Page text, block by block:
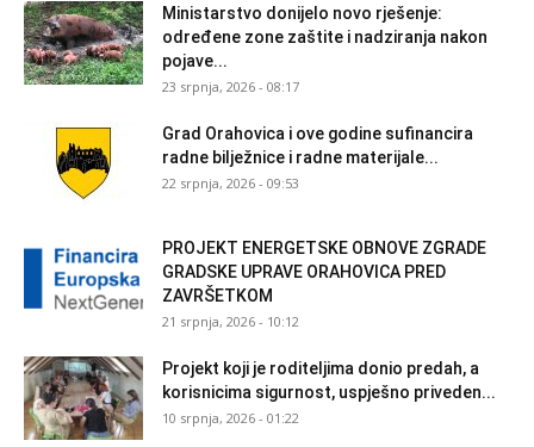
Ministarstvo donijelo novo rješenje:
određene zone zaštite i nadziranja nakon
pojave...
23 srpnja, 2026 - 08:17
Grad Orahovica i ove godine sufinancira
radne bilježnice i radne materijale...
22 srpnja, 2026 - 09:53
PROJEKT ENERGETSKE OBNOVE ZGRADE
GRADSKE UPRAVE ORAHOVICA PRED
ZAVRŠETKOM
21 srpnja, 2026 - 10:12
Projekt koji je roditeljima donio predah, a
korisnicima sigurnost, uspješno priveden...
10 srpnja, 2026 - 01:22